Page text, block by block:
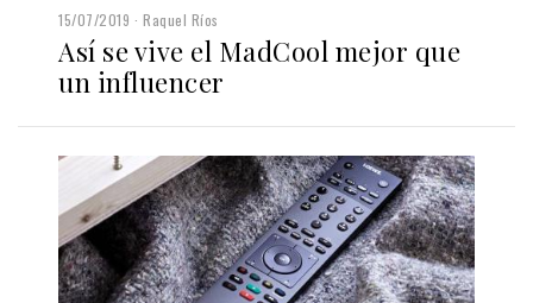
15/07/2019 Raquel Ríos
Así se vive el MadCool mejor que
un influencer